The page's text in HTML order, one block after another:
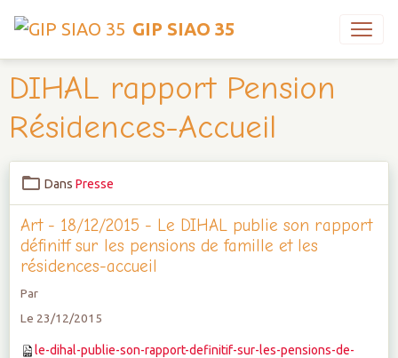
GIP SIAO 35
DIHAL rapport Pension
Résidences-Accueil
Dans Presse
Art - 18/12/2015 - Le DIHAL publie son rapport
définitf sur les pensions de famille et les
résidences-accueil
Par
Le 23/12/2015
le-dihal-publie-son-rapport-definitif-sur-les-pensions-de-